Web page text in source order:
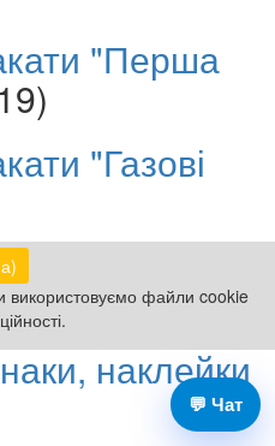
використовуємо файли cookie
"Перша
"Газові
(10)
наклейки
💬 Чат